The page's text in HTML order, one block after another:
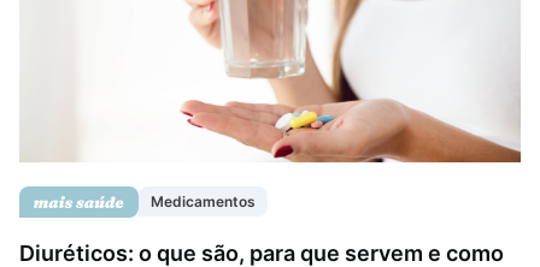
Medicamentos
Diuréticos: o que são, para que servem e como